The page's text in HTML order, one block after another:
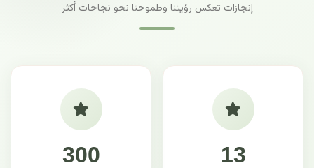
إنجازات تعكس رؤيتنا وطموحنا نحو نجاحات أكثر
13
300